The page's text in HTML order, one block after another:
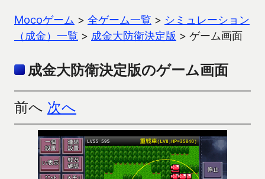
Mocoゲーム > 全ゲーム一覧 > シミュレーション
（成金）一覧 > 成金大防衛決定版 > ゲーム画面
成金大防衛決定版のゲーム画面
前へ 次へ